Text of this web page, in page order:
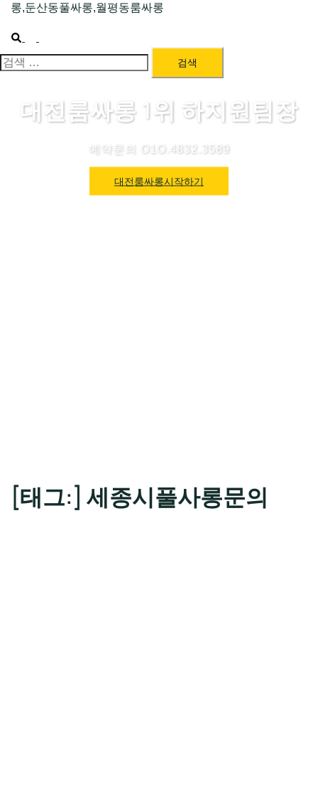
롱,둔산동풀싸롱,월평동룸싸롱
Search
menu
검
대전룸싸롱 1위 하지원팀장
예약문의 O1O.4832.3589
대전룸싸롱시작하기
[태그:] 세종시풀사롱문의